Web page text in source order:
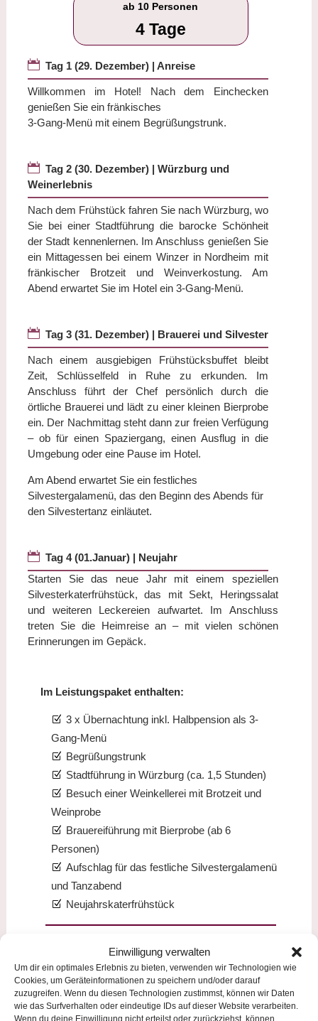
Einwilligung verwalten
Um dir ein optimales Erlebnis zu bieten, verwenden wir Technologien wie
Cookies, um Geräteinformationen zu speichern und/oder darauf
zuzugreifen. Wenn du diesen Technologien zustimmst, können wir Daten
wie das Surfverhalten oder eindeutige IDs auf dieser Website verarbeiten.
Wenn du deine Einwilligung nicht erteilst oder zurückziehst, können
ab 10 Personen
4 Tage
 Tag 1 (29. Dezember) | Anreise
Willkommen im Hotel! Nach dem Einchecken
genießen Sie ein fränkisches
3-Gang-Menü mit einem Begrüßungstrunk.
 Tag 2 (30. Dezember) | Würzburg und
Weinerlebnis
Nach dem Frühstück fahren Sie nach Würzburg, wo
Sie bei einer Stadtführung die barocke Schönheit
der Stadt kennenlernen. Im Anschluss genießen Sie
ein Mittagessen bei einem Winzer in Nordheim mit
fränkischer Brotzeit und Weinverkostung. Am
Abend erwartet Sie im Hotel ein 3-Gang-Menü.
 Tag 3 (31. Dezember) | Brauerei und Silvester
Nach einem ausgiebigen Frühstücksbuffet bleibt
Zeit, Schlüsselfeld in Ruhe zu erkunden. Im
Anschluss führt der Chef persönlich durch die
örtliche Brauerei und lädt zu einer kleinen Bierprobe
ein. Der Nachmittag steht dann zur freien Verfügung
– ob für einen Spaziergang, einen Ausflug in die
Umgebung oder eine Pause im Hotel.
Am Abend erwartet Sie ein festliches
Silvestergalamenü, das den Beginn des Abends für
den Silvestertanz einläutet.
 Tag 4 (01.Januar) | Neujahr
Starten Sie das neue Jahr mit einem speziellen
Silvesterkaterfrühstück, das mit Sekt, Heringssalat
und weiteren Leckereien aufwartet. Im Anschluss
treten Sie die Heimreise an – mit vielen schönen
Erinnerungen im Gepäck.
Im Leistungspaket enthalten:
3 x Übernachtung inkl. Halbpension als 3-
Gang-Menü
Begrüßungstrunk
Stadtführung in Würzburg (ca. 1,5 Stunden)
Besuch einer Weinkellerei mit Brotzeit und
Weinprobe
Brauereiführung mit Bierprobe (ab 6
Personen)
Aufschlag für das festliche Silvestergalamenü
und Tanzabend
Neujahrskaterfrühstück
Pauschalpreis pro Person im Doppelzimmer
EZ-Zuschlag: 20,00 € pro Person/Nacht
ab 349,00 €